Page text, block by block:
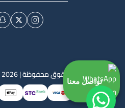
الحقوق محفوظة | 2026
تواصل معنا